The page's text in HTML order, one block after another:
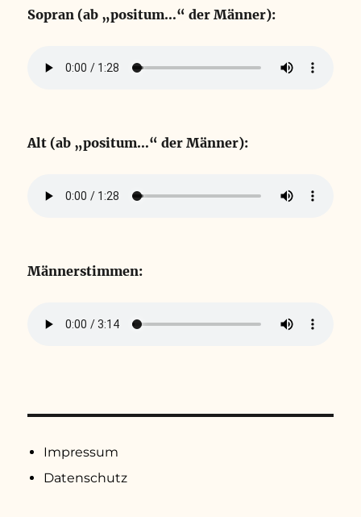
Sopran (ab „positum…“ der Männer):
Alt (ab „positum…“ der Männer):
Männerstimmen:
Impressum
Datenschutz